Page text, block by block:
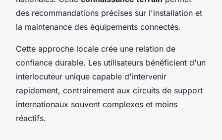
des recommandations précises sur l'installation et
la maintenance des équipements connectés.
Cette approche locale crée une relation de
confiance durable. Les utilisateurs bénéficient d'un
interlocuteur unique capable d'intervenir
rapidement, contrairement aux circuits de support
internationaux souvent complexes et moins
réactifs.